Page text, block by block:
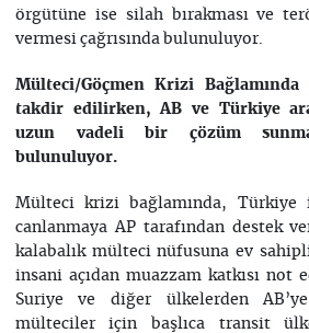
örgütüne ise silah bırakması ve
vermesi çağrısında bulunuluyor.
Mülteci/Göçmen Krizi Bağlamında
takdir edilirken, AB ve Türkiye
uzun vadeli bir çözüm
bulunuluyor.
Mülteci krizi bağlamında,
canlanmaya AP tarafından destek
kalabalık mülteci nüfusuna ev
insani açıdan muazzam katkısı not
Suriye ve diğer ülkelerden
mülteciler için başlıca transit